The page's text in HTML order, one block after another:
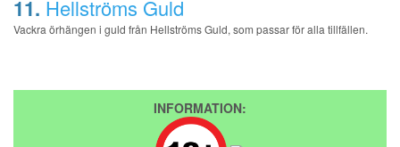
11. Hellströms Guld
Vackra örhängen i guld från Hellströms Guld, som passar för alla tillfällen.
INFORMATION: